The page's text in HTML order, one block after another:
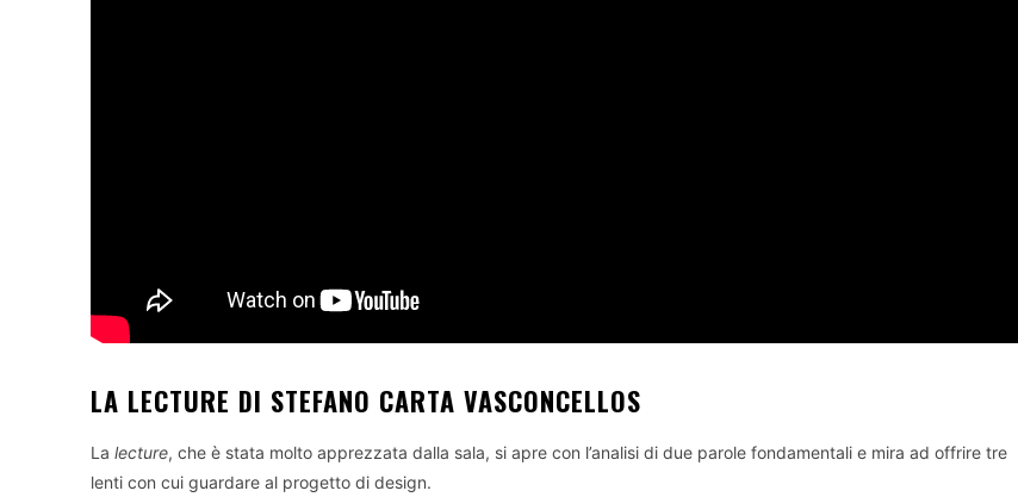
LA LECTURE DI STEFANO CARTA VASCONCELLOS
La lecture, che è stata molto apprezzata dalla sala, si apre con l’analisi di due parole fondamentali e mira ad offrire tre
lenti con cui guardare al progetto di design.